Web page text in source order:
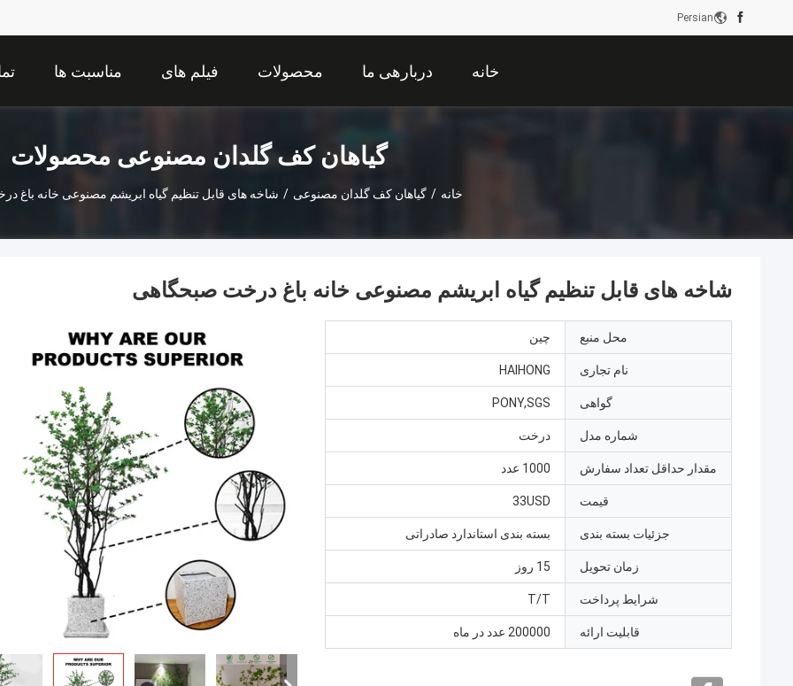
Persian
خانه دربارهی ما محصولات فیلم های مناسبت ها
گیاهان کف گلدان مصنوعی محصولات
خانه / گیاهان کف گلدان مصنوعی / شاخه های قابل تنظیم گیاه ابریشم مصنوعی خانه باغ
شاخه های قابل تنظیم گیاه ابریشم مصنوعی خانه باغ درخت صبحگاهی
محل منبع چین
نام تجاری HAIHONG
گواهی PONY,SGS
شماره مدل درخت
مقدار حداقل تعداد سفارش 1000 عدد
قیمت 33USD
جزئیات بسته بندی بسته بندی استاندارد صادراتی
زمان تحویل 15 روز
شرایط پرداخت T/T
قابلیت ارائه 200000 عدد در ماه